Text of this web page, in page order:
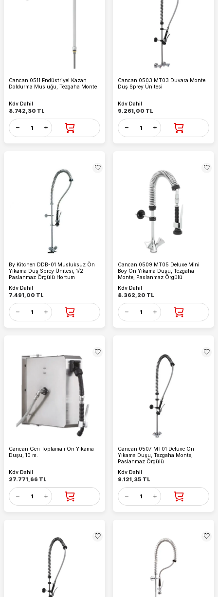
Cancan 0511 Endüstriyel Kazan
Doldurma Musluğu, Tezgaha Monte
Kdv Dahil
8.742,30 TL
Cancan 0503 MT03 Duvara Monte
Duş Sprey Ünitesi
Kdv Dahil
9.261,00 TL
By Kitchen DDB-01 Musluksuz Ön
Yıkama Duş Sprey Ünitesi, 1/2
Paslanmaz Örgülü Hortum
Kdv Dahil
7.491,00 TL
Cancan 0509 MT05 Deluxe Mini
Boy Ön Yıkama Duşu, Tezgaha
Monte, Paslanmaz Örgülü
Kdv Dahil
8.362,20 TL
Cancan Geri Toplamalı Ön Yıkama
Duşu, 10 m.
Kdv Dahil
27.771,66 TL
Cancan 0507 MT01 Deluxe Ön
Yıkama Duşu, Tezgaha Monte,
Paslanmaz Örgülü
Kdv Dahil
9.121,35 TL